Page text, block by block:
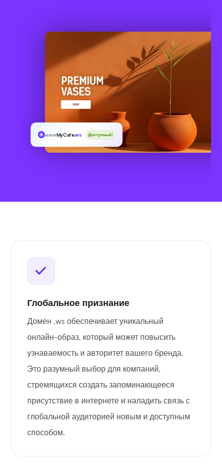
wwwMyCafe.ws Доступный!
Глобальное признание
Домен .ws обеспечивает уникальный
онлайн-образ, который может повысить
узнаваемость и авторитет вашего бренда.
Это разумный выбор для компаний,
стремящихся создать запоминающееся
присутствие в интернете и наладить связь с
глобальной аудиторией новым и доступным
способом.